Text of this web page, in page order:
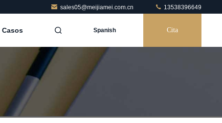
sales05@meijiamei.com.cn 13538396649
Casos Spanish Cita